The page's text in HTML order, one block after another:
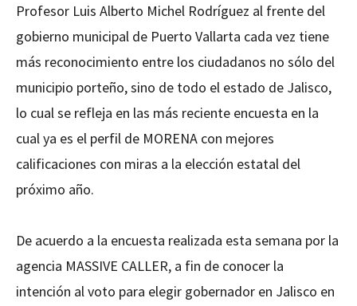
Profesor Luis Alberto Michel Rodríguez al frente del
gobierno municipal de Puerto Vallarta cada vez tiene
más reconocimiento entre los ciudadanos no sólo del
municipio porteño, sino de todo el estado de Jalisco,
lo cual se refleja en las más reciente encuesta en la
cual ya es el perfil de MORENA con mejores
calificaciones con miras a la elección estatal del
próximo año.
De acuerdo a la encuesta realizada esta semana por la
agencia MASSIVE CALLER, a fin de conocer la
intención al voto para elegir gobernador en Jalisco en